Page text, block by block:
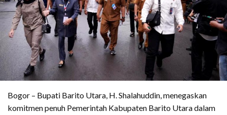
Bogor – Bupati Barito Utara, H. Shalahuddin, menegaskan
komitmen penuh Pemerintah Kabupaten Barito Utara dalam